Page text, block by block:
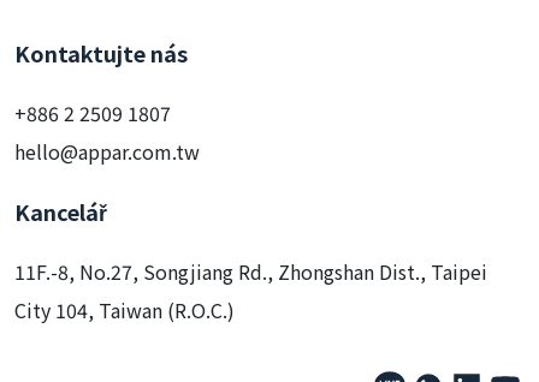
Kontaktujte nás
+886 2 2509 1807
hello@appar.com.tw
Kancelář
11F.-8, No.27, Songjiang Rd., Zhongshan Dist., Taipei
City 104, Taiwan (R.O.C.)